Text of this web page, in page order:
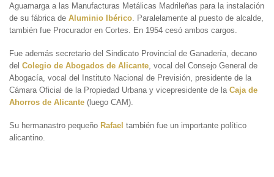
Aguamarga a las Manufacturas Metálicas Madrileñas para la instalación
de su fábrica de Aluminio Ibérico . Paralelamente al puesto de alcalde,
también fue Procurador en Cortes. En 1954 cesó ambos cargos.
Fue además secretario del Sindicato Provincial de Ganadería, decano
del Colegio de Abogados de Alicante , vocal del Consejo General de
Abogacía, vocal del Instituto Nacional de Previsión, presidente de la
Cámara Oficial de la Propiedad Urbana y vicepresidente de la Caja de
Ahorros de Alicante (luego CAM).
Su hermanastro pequeño Rafael también fue un importante político
alicantino.